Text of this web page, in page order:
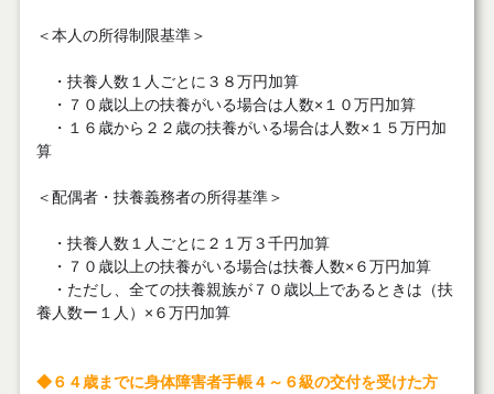
＜本人の所得制限基準＞
・扶養人数１人ごとに３８万円加算
・７０歳以上の扶養がいる場合は人数×１０万円加算
・１６歳から２２歳の扶養がいる場合は人数×１５万円加
算
＜配偶者・扶養義務者の所得基準＞
・扶養人数１人ごとに２１万３千円加算
・７０歳以上の扶養がいる場合は扶養人数×６万円加算
・ただし、全ての扶養親族が７０歳以上であるときは（扶
養人数ー１人）×６万円加算
◆６４歳までに身体障害者手帳４～６級の交付を受けた方